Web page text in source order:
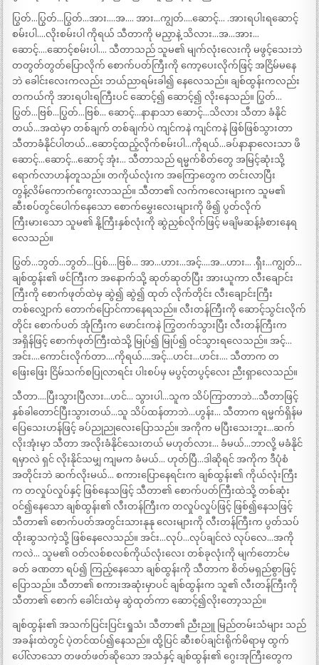
ပြွတ်…ပြွတ်…ပြွတ်…အား….အ…. အား…ကျွတ်….ဆောင့်… .အားရပါးရဆောင့်
စမ်းပါ….လိုးစမ်းပါ ကိုရယ် သီတာကို မညှာနဲ့ သိလား…အ…အား…
ဆောင့်….ဆောင့်စမ်းပါ…. သီတာသည် သူမ၏ မျက်လုံးလေးကို မဖွင့်သေးဘဲ
တတွတ်တွတ်ပြောလိုက် စောက်ပတ်ကြီးကို ကော့ပေးလိုက်ဖြင့် အငြိမ်မနေ
ဘဲ ခေါင်းလေးကလည်း ဘယ်ညာရမ်းခါ၍ နေလေသည်။ ချစ်ထွန်းကလည်း
တကယ်ကို အားရပါးရကြီးပင် ဆောင့်၍ ဆောင့်၍ လိုးနေသည်။ ပြွတ်…
ပြွတ်…ဗြစ်…ပြွတ်…ဗြစ်… ဆောင့်…နာနာသာ ဆောင့်…သိလား သီတာ ခံနိုင်
တယ်…အထဲမှာ တစ်ချက် တစ်ချက်ပဲ ကျင်ကနဲ ကျင်ကနဲ ဖြစ်ဖြစ်သွားတာ
သီတာခံနိုင်ပါတယ်…ဆောင့်ထည့်လိုက်စမ်းပါ…ကိုရယ်…ခပ်နာနာလေးသာ ဖိ
ဆောင့်…ဆောင့်…ဆောင့် အုံး… သီတာသည် ရမ္မက်စိတ်တွေ အမြင့်ဆုံးသို့
ရောက်လာဟန်တူသည်။ တကိုယ်လုံးက အကြောတွေက တင်းလာပြီး
တွန့်လိမ်ကောက်ကွေးလာသည်။ သီတာ၏ လက်ကလေးများက သူမ၏
ဆီးစပ်တွင်ပေါက်နေသော စောက်မွှေးလေးများကို ဖိ၍ ပွတ်လိုက်
ကြီးမားသော သူမ၏ နို့ကြီးနှစ်လုံးကို ဆွဲညှစ်လိုက်ဖြင့် မချိမဆန့်ခံစားနေရ
လေသည်။
ပြွတ်…ဘွတ်…ဘွတ်…ပြစ်….ဗြစ်… အာ…ဟား…အင့်….အ…ဟား… .ရှီး…ကျွတ်…
ချစ်ထွန်း၏ ဖင်ကြီးက အနောက်သို့ ဆုတ်ဆုတ်ပြီး အားယူကာ လီးချောင်း
ကြီးကို စောက်ဖုတ်ထဲမှ ဆွဲ၍ ဆွဲ၍ ထုတ် လိုက်တိုင်း လီးချောင်းကြီး
တစ်လျှောက် တောက်ပြောင်ကာနေရသည်။ လီးတန်ကြီးကို ဆောင့်သွင်းလိုက်
တိုင်း စောက်ပတ် အုံကြီးက ဖောင်းကနဲ ကြွတက်သွားပြီး လီးတန်ကြီးက
အရှိန်ဖြင့် စောက်ဖုတ်ကြီးထဲသို့ မြုပ်၍ မြုပ်၍ ဝင်သွားရလေသည်။ အင့်…
အင်း….ကောင်းလိုက်တာ….ကိုရယ်….အင့်…ဟင်း…ဟင်း…. သီတာက တ
ဖြေးဖြေး ငြိမ်သက်စပြုလာရင်း ပါးစပ်မှ မပွင့်တပွင့်လေး ညီးရှာလေသည်။
သီတာ….ပြီးသွားပြီလား…ဟင်… သွားပါ…သူက သိပ်ကြာတာဘဲ…သီတာဖြင့်
နှစ်ခါတောင်ပြီးသွားတယ်…သူ သိပ်ထန်တာဘဲ…ဟွန်း… သီတာက ရမ္မက်ရှိန်မ
ပြေသေးဟန်ဖြင့် ခပ်ညုညုလေးပြောသည်။ အကိုက မပြီးသေးဘူး…ဆက်
လိုးအုံးမှာ သီတာ အလိုးခံနိုင်သေးတယ် မဟုတ်လား… ခံမယ်…ဘာလို့ မခံနိုင်
ရမှာလဲ ရှင် လိုးနိုင်သမျှ ကျမက ခံမယ်… ဟုတ်ပြီ…ဒါဆိုရင် အကိုက ဒီပုံစံ
အတိုင်းဘဲ ဆက်လိုးမယ်… စကားပြောနေရင်းက ချစ်ထွန်း၏ ကိုယ်လုံးကြီး
က တလှုပ်လှုပ်နှင့် ဖြစ်နေသဖြင့် သီတာ၏ စောက်ပတ်ကြီးထဲသို့ တစ်ဆုံး
ဝင်၍နေသော ချစ်ထွန်း၏ လီးတန်ကြီးက တလှုပ်လှုပ်ဖြင့် ဖြစ်၍နေသဖြင့်
သီတာ၏ စောက်ပတ်အတွင်းသားနုနု လေးများကို လီးတန်ကြီးက ပွတ်သပ်
ထိုးဆွသကဲ့သို့ ဖြစ်နေလေသည်။ အင်း…လုပ်…လုပ်ချင်လဲ လုပ်လေ…အကို
ကလဲ… သူမ၏ ဝတ်လစ်စလစ်ကိုယ်လုံးလေး တစ်ခုလုံးကို မျက်တောင်မ
ခတ် ခဏတာ ရပ်၍ ကြည့်နေသော ချစ်ထွန်းကို သီတာက စိတ်မရှည်စွာဖြင့်
ပြောသည်။ သီတာ၏ စကားအဆုံးမှာပင် ချစ်ထွန်းက သူ၏ လီးတန်ကြီးကို
သီတာ၏ စောက် ခေါင်းထဲမှ ဆွဲထုတ်ကာ ဆောင့်၍လိုးတော့သည်။
ချစ်ထွန်း၏ အသက်ပြင်းပြင်းရှုသံ၊ သီတာ၏ ညီးညူ မြည်တမ်းသံများ သည်
အခန်းထဲတွင် ပဲ့တင်ထပ်၍နေသည်။ ထို့ပြင် ဆီးစပ်ချင်းရိုက်မိရာမှ ထွက်
ပေါ်လာသော တဖတ်ဖတ်ဆိုသော အသံနှင့် ချစ်ထွန်း၏ ဂွေးအုကြီးတွေက